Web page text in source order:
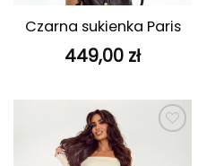
Czarna sukienka Paris
449,00 zł
ulubionych